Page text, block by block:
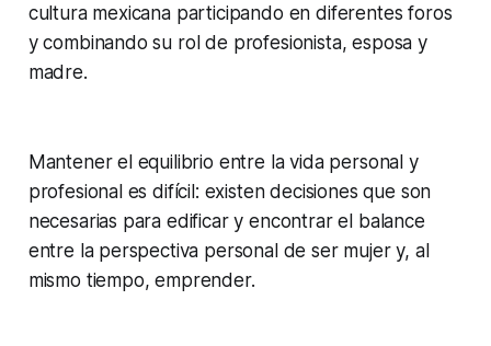
cultura mexicana participando en diferentes foros
y combinando su rol de profesionista, esposa y
madre.
Mantener el equilibrio entre la vida personal y
profesional es difícil: existen decisiones que son
necesarias para edificar y encontrar el balance
entre la perspectiva personal de ser mujer y, al
mismo tiempo, emprender.